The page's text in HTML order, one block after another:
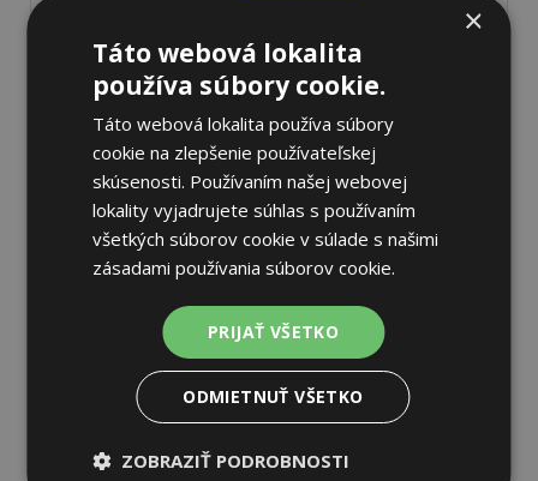
Ihneď k odberu na1 pobočke
71,59 €
Pneumatiky
Vyberte si kvalitné pneumatikypre bezpečnú,
komfortnú a úspornú jazdu. Na
nájdete široký
výber pneumatík pre rôzne typy vozidiel a jazdných
podmienok.
Barum, Matador,Semperit, ako aj ďalších výrobcov:
×
Táto webová lokalita
používa súbory cookie.
Táto webová lokalita používa súbory
cookie na zlepšenie používateľskej
skúsenosti. Používaním našej webovej
lokality vyjadrujete súhlas s používaním
všetkých súborov cookie v súlade s našimi
zásadami používania súborov cookie.
PRIJAŤ VŠETKO
ODMIETNUŤ VŠETKO
ZOBRAZIŤ PODROBNOSTI